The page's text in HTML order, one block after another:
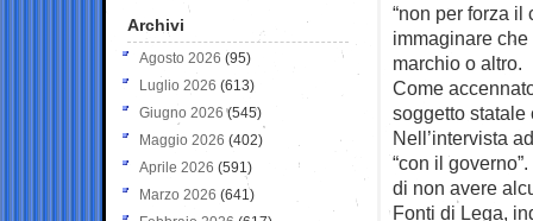
“non per forza il
immaginare
marchio o altro.
Come
soggetto statale
Nell’intervista
“con il
di non avere
Fonti di Lega,
Archivi
Agosto 2026 (95)
Luglio 2026 (613)
Giugno 2026 (545)
Maggio 2026 (402)
Aprile 2026 (591)
Marzo 2026 (641)